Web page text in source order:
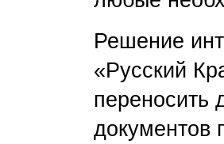
Решение
«Русский
переносить
документов